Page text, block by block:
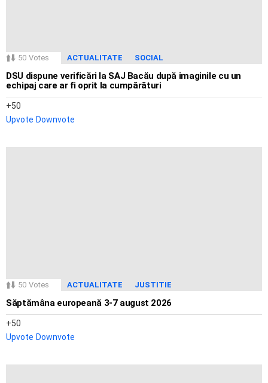
50 Votes ACTUALITATE SOCIAL
DSU dispune verificări la SAJ Bacău după imaginile cu un
echipaj care ar fi oprit la cumpărături
50
Upvote Downvote
50 Votes ACTUALITATE JUSTITIE
Săptămâna europeană 3-7 august 2026
50
Upvote Downvote